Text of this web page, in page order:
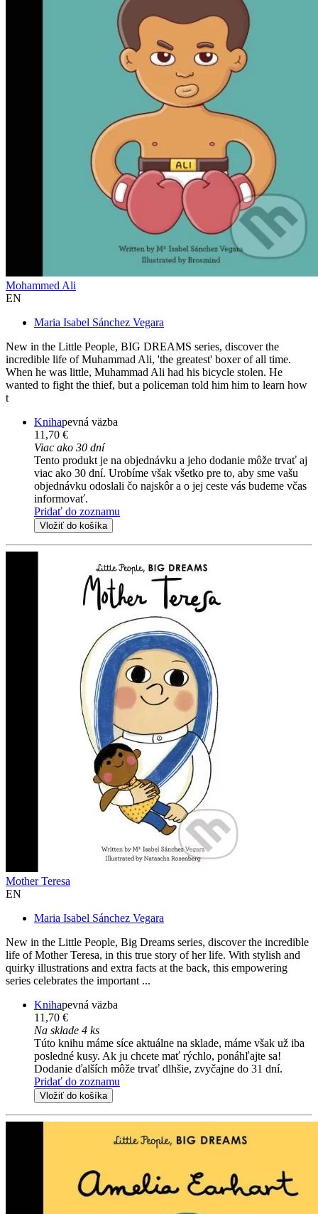
Mohammed Ali
EN
Maria Isabel Sánchez Vegara
New in the Little People, BIG DREAMS series, discover the
incredible life of Muhammad Ali, 'the greatest' boxer of all time.
When he was little, Muhammad Ali had his bicycle stolen. He
wanted to fight the thief, but a policeman told him him to learn how
t
Knihapevná väzba
11,70 €
Viac ako 30 dní
Tento produkt je na objednávku a jeho dodanie môže trvať aj
viac ako 30 dní. Urobíme však všetko pre to, aby sme vašu
objednávku odoslali čo najskôr a o jej ceste vás budeme včas
informovať.
Pridať do zoznamu
Vložiť do košíka
Mother Teresa
EN
Maria Isabel Sánchez Vegara
New in the Little People, Big Dreams series, discover the incredible
life of Mother Teresa, in this true story of her life. With stylish and
quirky illustrations and extra facts at the back, this empowering
series celebrates the important ...
Knihapevná väzba
11,70 €
Na sklade 4 ks
Túto knihu máme síce aktuálne na sklade, máme však už iba
posledné kusy. Ak ju chcete mať rýchlo, ponáhľajte sa!
Dodanie ďalších môže trvať dlhšie, zvyčajne do 31 dní.
Pridať do zoznamu
Vložiť do košíka